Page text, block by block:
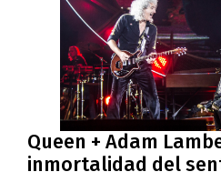
Queen + Adam
inmortalidad del